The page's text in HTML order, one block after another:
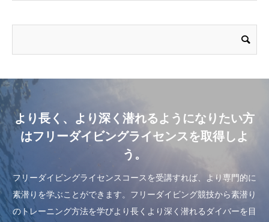
より長く、より深く潜れるようになりたい方
はフリーダイビングライセンスを取得しよ
う。
フリーダイビングライセンスコースを受講すれば、より専門的に
素潜りを学ぶことができます。フリーダイビング競技から素潜り
のトレーニング方法を学びより長くより深く潜れるダイバーを目